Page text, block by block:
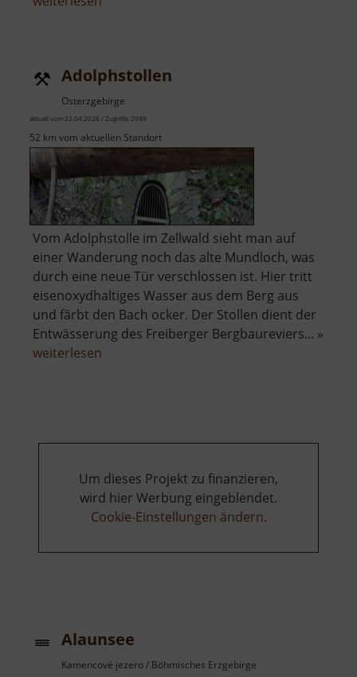
Adolphstollen
Osterzgebirge
aktuell vom 23.04.2026 / Zugriffe: 2989
52 km vom aktuellen Standort
Vom Adolphstolle im Zellwald sieht man auf
einer Wanderung noch das alte Mundloch, was
durch eine neue Tür verschlossen ist. Hier tritt
eisenoxydhaltiges Wasser aus dem Berg aus
und färbt den Bach ocker. Der Stollen dient der
Entwässerung des Freiberger Bergbaureviers... »
weiterlesen
Um dieses Projekt zu finanzieren,
wird hier Werbung eingeblendet.
Cookie-Einstellungen ändern.
Alaunsee
Kamencové jezero / Böhmisches Erzgebirge